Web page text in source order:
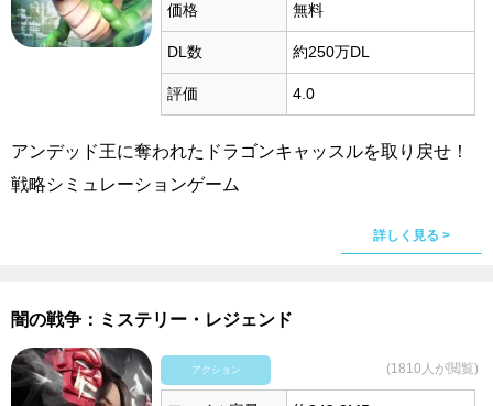
価格 無料
DL数 約250万DL
評価 4.0
アンデッド王に奪われたドラゴンキャッスルを取り戻せ！
戦略シミュレーションゲーム
詳しく見る >
闇の戦争：ミステリー・レジェンド
アクション (1810人が閲覧)